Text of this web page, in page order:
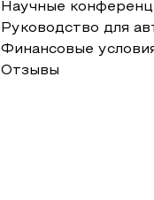
Научные
Руководство для
Финансовые
Отзывы